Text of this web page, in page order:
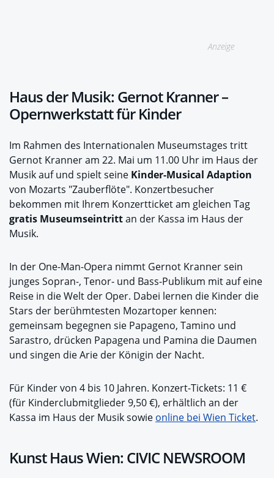
Anzeige
Haus der Musik: Gernot Kranner –
Opernwerkstatt für Kinder
Im Rahmen des Internationalen Museumstages tritt
Gernot Kranner am 22. Mai um 11.00 Uhr im Haus der
Musik auf und spielt seine Kinder-Musical Adaption
von Mozarts "Zauberflöte". Konzertbesucher
bekommen mit Ihrem Konzertticket am gleichen Tag
gratis Museumseintrittan der Kassa im Haus der
Musik.
In der One-Man-Opera nimmt Gernot Kranner sein
junges Sopran-, Tenor- und Bass-Publikum mit auf eine
Reise in die Welt der Oper. Dabei lernen die Kinder die
Stars der berühmtesten Mozartoper kennen:
gemeinsam begegnen sie Papageno, Tamino und
Sarastro, drücken Papagena und Pamina die Daumen
und singen die Arie der Königin der Nacht.
Für Kinder von 4 bis 10 Jahren. Konzert-Tickets: 11 €
(für Kinderclubmitglieder 9,50 €), erhältlich an der
Kassa im Haus der Musik sowie online bei Wien Ticket.
Kunst Haus Wien: CIVIC NEWSROOM